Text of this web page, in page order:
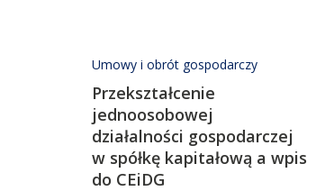
Umowy i obrót gospodarczy
Przekształcenie
jednoosobowej
działalności gospodarczej
w spółkę kapitałową a wpis
do CEiDG